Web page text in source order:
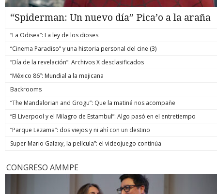
“Spiderman: Un nuevo día” Pica’o a la araña
“La Odisea”: La ley de los dioses
“Cinema Paradiso” y una historia personal del cine (3)
“Día de la revelación”: Archivos X desclasificados
“México 86”: Mundial a la mejicana
Backrooms
“The Mandalorian and Grogu”: Que la matiné nos acompañe
“El Liverpool y el Milagro de Estambul”: Algo pasó en el entretiempo
“Parque Lezama”: dos viejos y ni ahí con un destino
Super Mario Galaxy, la película”: el videojuego continúa
CONGRESO AMMPE